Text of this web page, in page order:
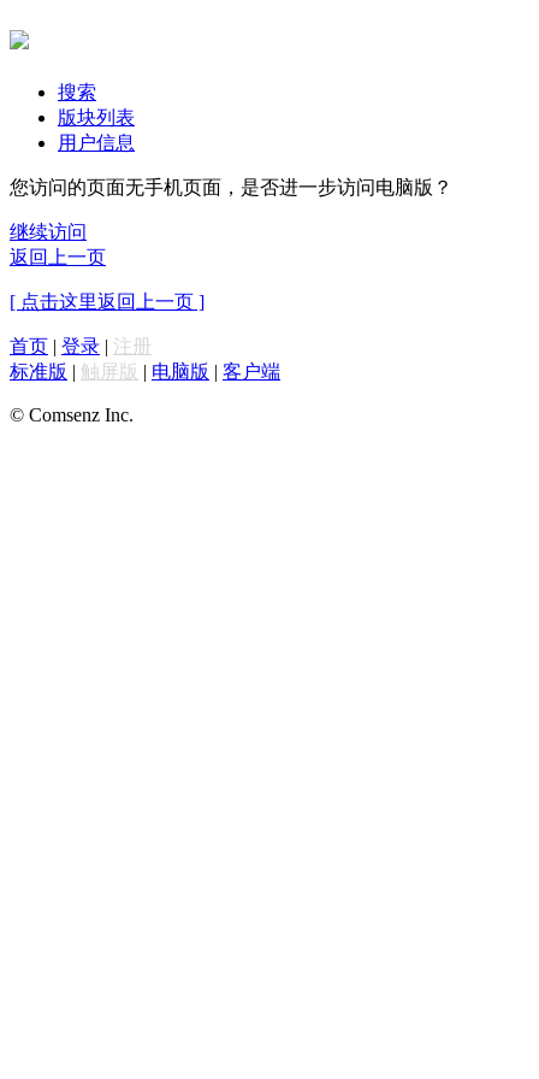
搜索
版块列表
用户信息
您访问的页面无手机页面，是否进一步访问电脑版？
继续访问
返回上一页
[ 点击这里返回上一页 ]
首页 | 登录 | 注册
标准版 | 触屏版 | 电脑版 | 客户端
© Comsenz Inc.